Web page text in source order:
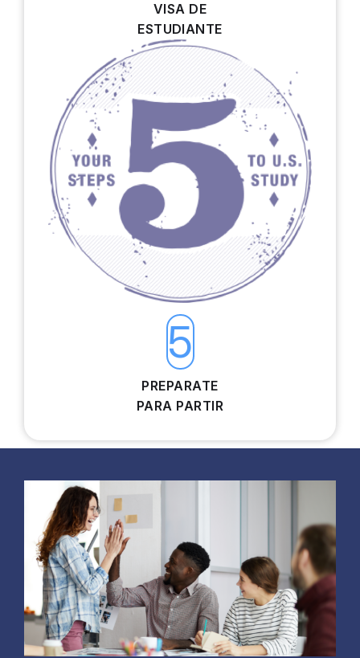
VISA DE
ESTUDIANTE
5
PREPARATE
PARA PARTIR